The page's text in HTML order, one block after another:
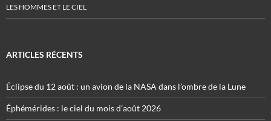
LES HOMMES ET LE CIEL
ARTICLES RÉCENTS
Éclipse du 12 août : un avion de la NASA dans l’ombre de la Lune
Éphémérides : le ciel du mois d’août 2026